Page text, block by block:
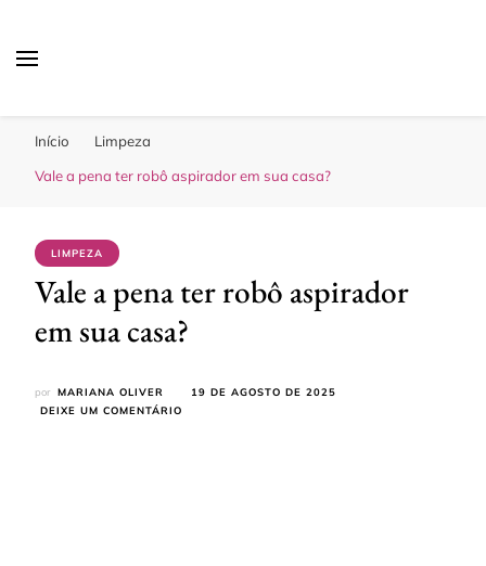
Início
Limpeza
Vale a pena ter robô aspirador em sua casa?
LIMPEZA
Vale a pena ter robô aspirador
em sua casa?
por MARIANA OLIVER
19 DE AGOSTO DE 2025
DEIXE UM COMENTÁRIO